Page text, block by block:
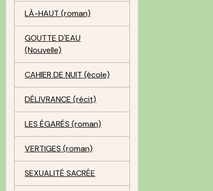
LÀ-HAUT (roman)
GOUTTE D'EAU
(Nouvelle)
CAHIER DE NUIT (école)
DÉLIVRANCE (récit)
LES ÉGARÉS (roman)
VERTIGES (roman)
SEXUALITÉ SACRÉE